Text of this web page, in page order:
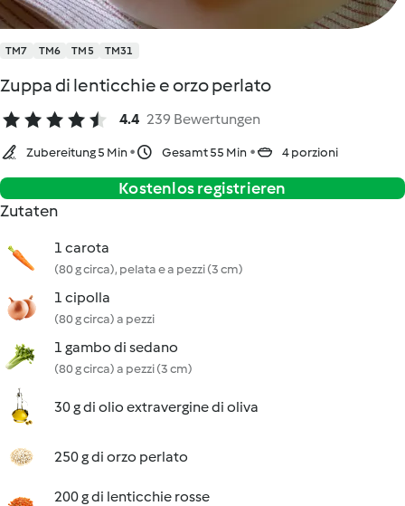
TM7 TM6 TM5 TM31
Zuppa di lenticchie e orzo perlato
4.4 239 Bewertungen
Zubereitung 5 Min Gesamt 55 Min 4 porzioni
Kostenlos registrieren
Zutaten
1 carota
(80 g circa), pelata e a pezzi (3 cm)
1 cipolla
(80 g circa) a pezzi
1 gambo di sedano
(80 g circa) a pezzi (3 cm)
30 g di olio extravergine di oliva
250 g di orzo perlato
200 g di lenticchie rosse